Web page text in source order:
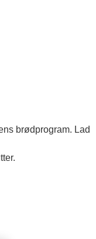
brødprogram. Lad